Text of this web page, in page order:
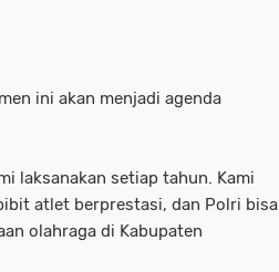
ini akan menjadi agenda
laksanakan setiap tahun. Kami
atlet berprestasi, dan Polri bisa
olahraga di Kabupaten